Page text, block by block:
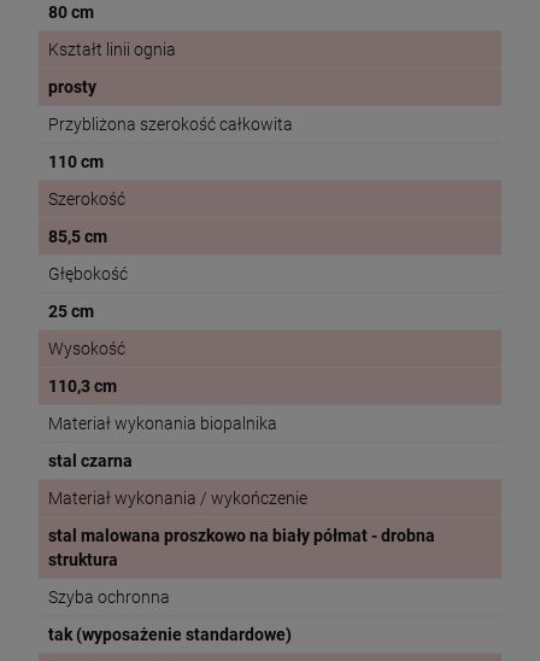
80 cm
Kształt linii ognia
prosty
Przybliżona szerokość całkowita
110 cm
Szerokość
85,5 cm
Głębokość
25 cm
Wysokość
110,3 cm
Materiał wykonania biopalnika
stal czarna
Materiał wykonania / wykończenie
stal malowana proszkowo na biały półmat - drobna
struktura
Szyba ochronna
tak (wyposażenie standardowe)